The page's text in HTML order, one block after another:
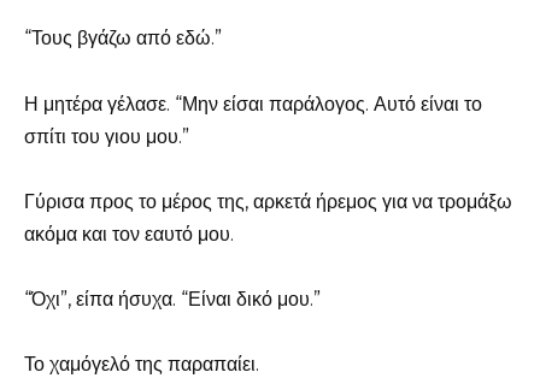
“Τους βγάζω από εδώ.”
Η μητέρα γέλασε. “Μην είσαι παράλογος. Αυτό είναι το
σπίτι του γιου μου.”
Γύρισα προς το μέρος της, αρκετά ήρεμος για να τρομάξω
ακόμα και τον εαυτό μου.
“Όχι”, είπα ήσυχα. “Είναι δικό μου.”
Το χαμόγελό της παραπαίει.